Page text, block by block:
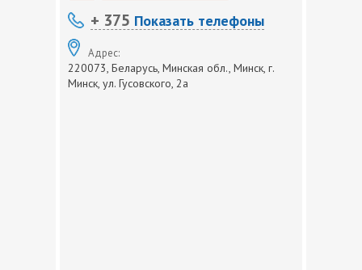
+ 375 Показать телефоны
Адрес:
220073, Беларусь, Минская обл., Минск, г.
Минск, ул. Гусовского, 2а